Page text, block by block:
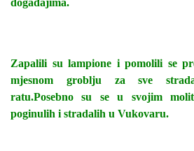
događajima.
Zapalili su lampione i pomolili se
mjesnom groblju za sve
ratu.Posebno su se u svojim
poginulih i stradalih u Vukovaru.